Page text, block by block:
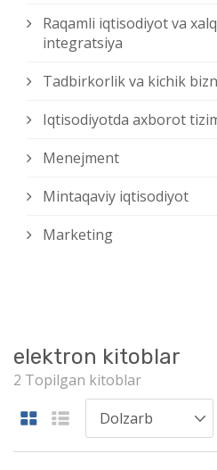
Raqamli iqtisodiyot va
integratsiya
Tadbirkorlik va kichik
Iqtisodiyotda axborot
Menejment
Mintaqaviy iqtisodiyot
Marketing
elektron kitoblar
2 Topilgan kitoblar